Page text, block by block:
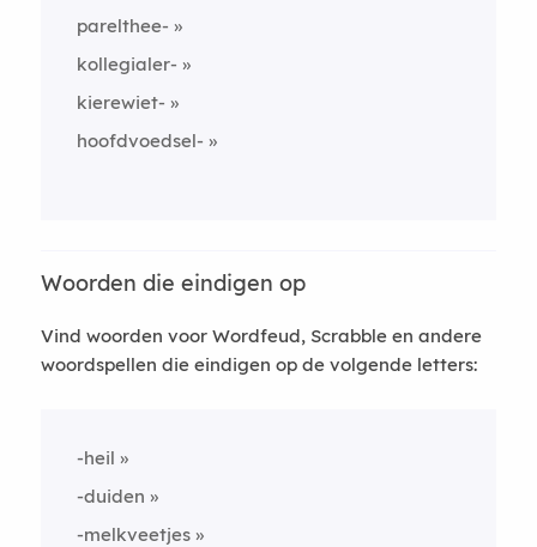
parelthee-
kollegialer-
kierewiet-
hoofdvoedsel-
Woorden die eindigen op
Vind woorden voor Wordfeud, Scrabble en andere
woordspellen die eindigen op de volgende letters:
-heil
-duiden
-melkveetjes